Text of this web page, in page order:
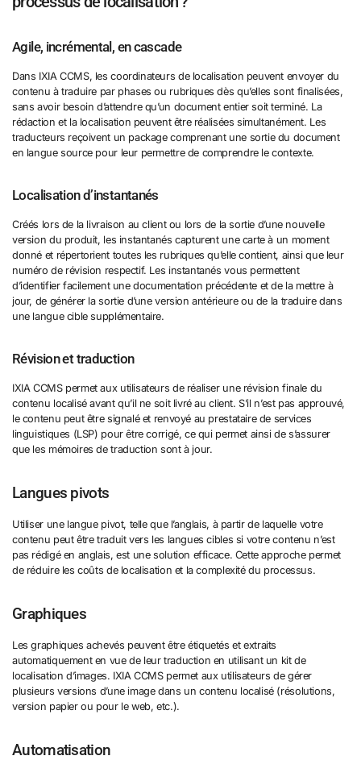
Agile, incrémental, en cascade
Dans IXIA CCMS, les coordinateurs de localisation peuvent envoyer du
contenu à traduire par phases ou rubriques dès qu’elles sont finalisées,
sans avoir besoin d’attendre qu’un document entier soit terminé. La
rédaction et la localisation peuvent être réalisées simultanément. Les
traducteurs reçoivent un package comprenant une sortie du document
en langue source pour leur permettre de comprendre le contexte.
Localisation d’instantanés
Créés lors de la livraison au client ou lors de la sortie d’une nouvelle
version du produit, les instantanés capturent une carte à un moment
donné et répertorient toutes les rubriques qu’elle contient, ainsi que leur
numéro de révision respectif. Les instantanés vous permettent
d’identifier facilement une documentation précédente et de la mettre à
jour, de générer la sortie d’une version antérieure ou de la traduire dans
une langue cible supplémentaire.
Révision et traduction
IXIA CCMS permet aux utilisateurs de réaliser une révision finale du
contenu localisé avant qu’il ne soit livré au client. S’il n’est pas approuvé,
le contenu peut être signalé et renvoyé au prestataire de services
linguistiques (LSP) pour être corrigé, ce qui permet ainsi de s’assurer
que les mémoires de traduction sont à jour.
Langues pivots
Utiliser une langue pivot, telle que l’anglais, à partir de laquelle votre
contenu peut être traduit vers les langues cibles si votre contenu n’est
pas rédigé en anglais, est une solution efficace. Cette approche permet
de réduire les coûts de localisation et la complexité du processus.
Graphiques
Les graphiques achevés peuvent être étiquetés et extraits
automatiquement en vue de leur traduction en utilisant un kit de
localisation d’images. IXIA CCMS permet aux utilisateurs de gérer
plusieurs versions d’une image dans un contenu localisé (résolutions,
version papier ou pour le web, etc.).
Automatisation